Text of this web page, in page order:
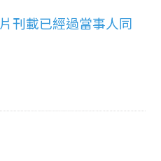
刊載已經過當事人同